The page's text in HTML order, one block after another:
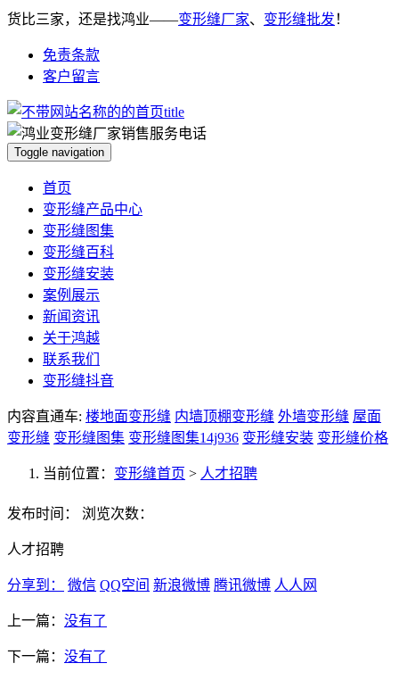
货比三家，还是找鸿业——变形缝厂家、 变形缝批发 ！
免责条款
客户留言
Toggle navigation
首页
变形缝产品中心
变形缝图集
变形缝百科
变形缝安装
案例展示
新闻资讯
关于鸿越
联系我们
变形缝抖音
内容直通车: 楼地面变形缝 内墙顶棚变形缝 外墙变形缝 屋面
变形缝 变形缝图集 变形缝图集14j936 变形缝安装 变形缝价格
当前位置： 变形缝首页 > 人才招聘
发布时间： 浏览次数：
人才招聘
分享到： 微信 QQ空间 新浪微博 腾讯微博 人人网
上一篇： 没有了
下一篇： 没有了